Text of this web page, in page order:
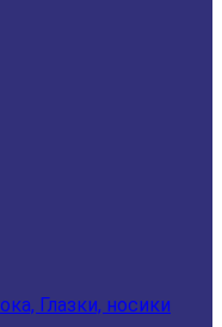
Глазки, носики